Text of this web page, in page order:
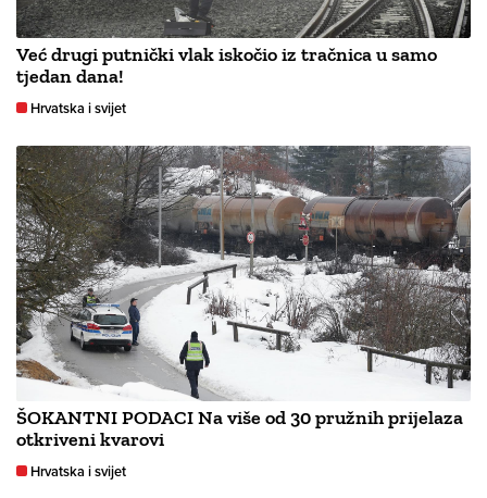
Već drugi putnički vlak iskočio iz tračnica u samo
tjedan dana!
Hrvatska i svijet
ŠOKANTNI PODACI Na više od 30 pružnih prijelaza
otkriveni kvarovi
Hrvatska i svijet